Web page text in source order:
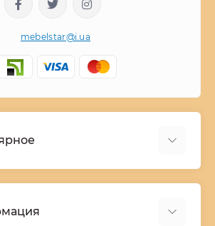
mebelstar@i.ua
90-210 cм высота 220 cм